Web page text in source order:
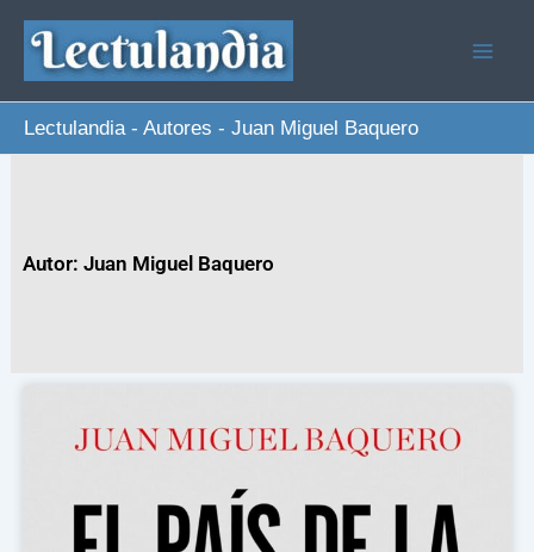
contenido
Lectulandia- Autores - Juan Miguel Baquero
Autor: Juan Miguel Baquero